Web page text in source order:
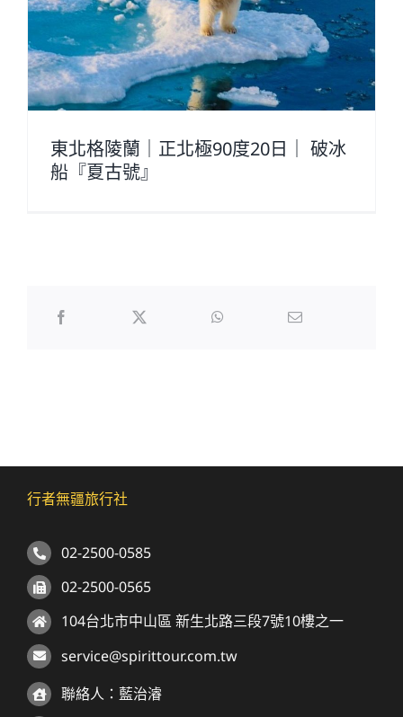
東北格陵蘭｜正北極90度20日｜ 破冰
船『夏古號』
行者無疆旅行社
02-2500-0585
02-2500-0565
104台北市中山區 新生北路三段7號10樓之一
service@spirittour.com.tw
聯絡人：藍治濬